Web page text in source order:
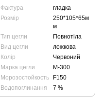
Фактура
гладка
Розмір
250*105*65м
м
Тип цегли
Повнотіла
Вид цегли
ложкова
Колір
Червоний
Марка цегли
М-300
Морозостойкость
F150
Водопоглинання
7 %